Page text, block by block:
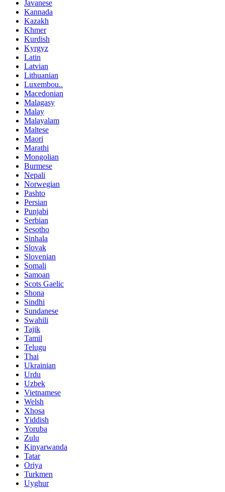
Javanese
Kannada
Kazakh
Khmer
Kurdish
Kyrgyz
Latin
Latvian
Lithuanian
Luxembou..
Macedonian
Malagasy
Malay
Malayalam
Maltese
Maori
Marathi
Mongolian
Burmese
Nepali
Norwegian
Pashto
Persian
Punjabi
Serbian
Sesotho
Sinhala
Slovak
Slovenian
Somali
Samoan
Scots Gaelic
Shona
Sindhi
Sundanese
Swahili
Tajik
Tamil
Telugu
Thai
Ukrainian
Urdu
Uzbek
Vietnamese
Welsh
Xhosa
Yiddish
Yoruba
Zulu
Kinyarwanda
Tatar
Oriya
Turkmen
Uyghur